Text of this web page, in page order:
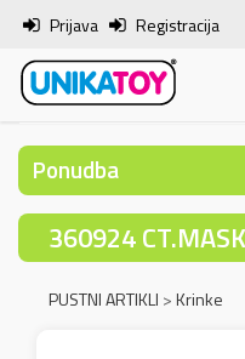
Prijava Registracija
Ponudba
360924
PUSTNI ARTIKLI >Krinke